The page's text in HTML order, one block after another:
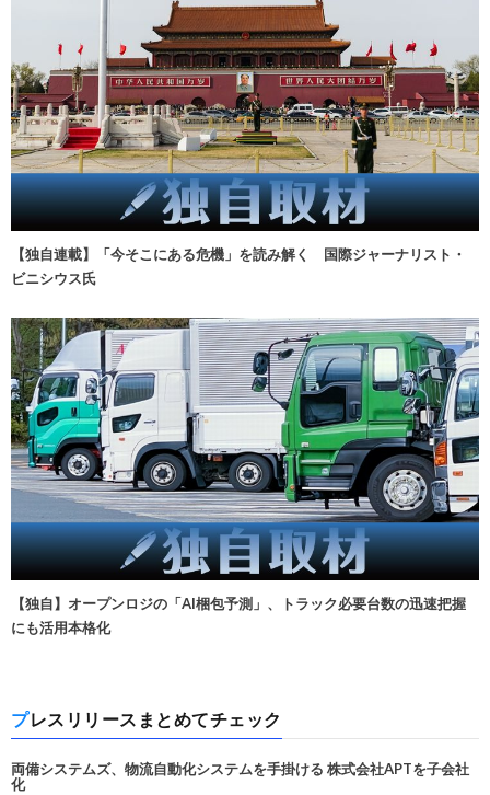
【独自連載】「今そこにある危機」を読み解く 国際ジャーナリスト・
ビニシウス氏
【独自】オープンロジの「AI梱包予測」、トラック必要台数の迅速把握
にも活用本格化
プレスリリースまとめてチェック
両備システムズ、物流自動化システムを手掛ける 株式会社APTを子会社
化